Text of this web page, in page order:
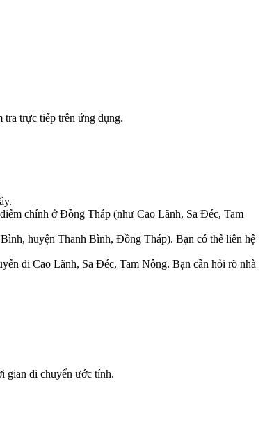
tra trực tiếp trên ứng dụng.
chính ở Đồng Tháp (như Cao Lãnh, Sa Đéc, Tam
huyện Thanh Bình, Đồng Tháp). Bạn có thể liên hệ
đi Cao Lãnh, Sa Đéc, Tam Nông. Bạn cần hỏi rõ nhà
gian di chuyển ước tính.